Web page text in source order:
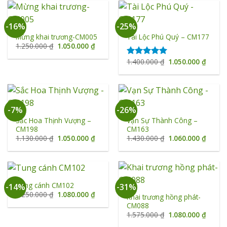
-16%
Mừng khai trương-CM005
1.250.000₫ Giá
là:
1.050.000₫Giá
tại
-25%
Tài Lộc Phú Quý – CM177
Được xếp
1.400.000₫ Giá
gốc
là:
1.050.000₫Giá
tại
-7%
Sắc Hoa Thịnh Vượng –
CM198
1.130.000₫ Giá
gốc
là:
1.050.000₫Giá
tại
1.050.000 ₫.
-26%
Vạn Sự Thành Công –
CM163
1.430.000₫ Giá
gốc
là:
1.060.000₫Giá
tại
-14%Tung cánh CM102
1.250.000₫ Giá
gốc
là:
1.080.000₫Giá
tại
1.080.000 ₫.
-31%
Khai trương hồng phát-
CM088
1.575.000₫ Giá
1.080.000₫Giá